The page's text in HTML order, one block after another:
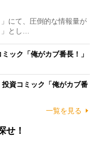
にて、圧倒的な情報量が
」とし…
ック「俺がカブ番長！」
資コミック「俺がカブ番
一覧を見る
せ！